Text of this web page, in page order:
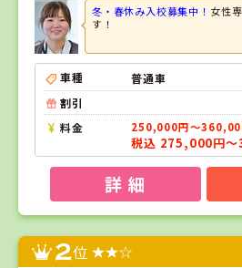
冬・春休み入校募集中！ 女性
す！
車種
普通車
割引
料金
250,000円～
税込 275,000円
詳 細
2位